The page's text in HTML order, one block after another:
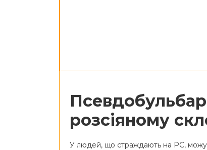
розсіяному
У людей, що страждають на РС,